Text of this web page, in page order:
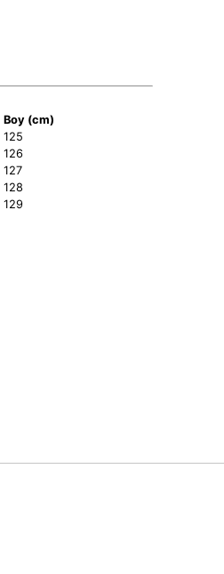
Boy (cm)
125
126
127
128
129